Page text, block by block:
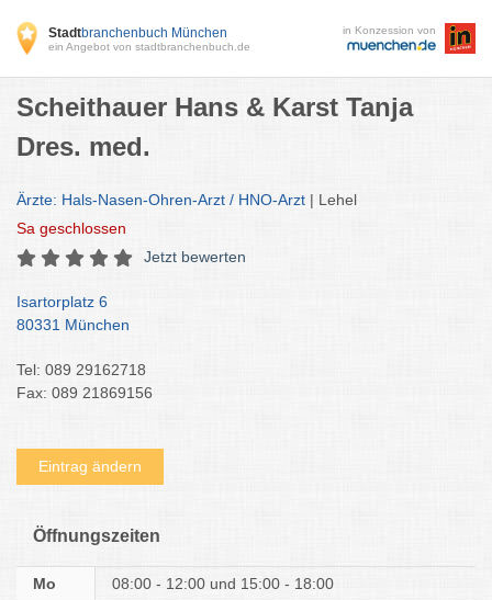
Stadtbranchenbuch München
ein Angebot von stadtbranchenbuch.de
in Konzession von
Scheithauer Hans & Karst Tanja
Dres. med.
Ärzte: Hals-Nasen-Ohren-Arzt / HNO-Arzt | Lehel
Sa geschlossen
Jetzt bewerten
Isartorplatz 6
80331 München
Tel: 089 29162718
Fax: 089 21869156
Eintrag ändern
Öffnungszeiten
Mo 08:00 - 12:00
15:00 - 18:00